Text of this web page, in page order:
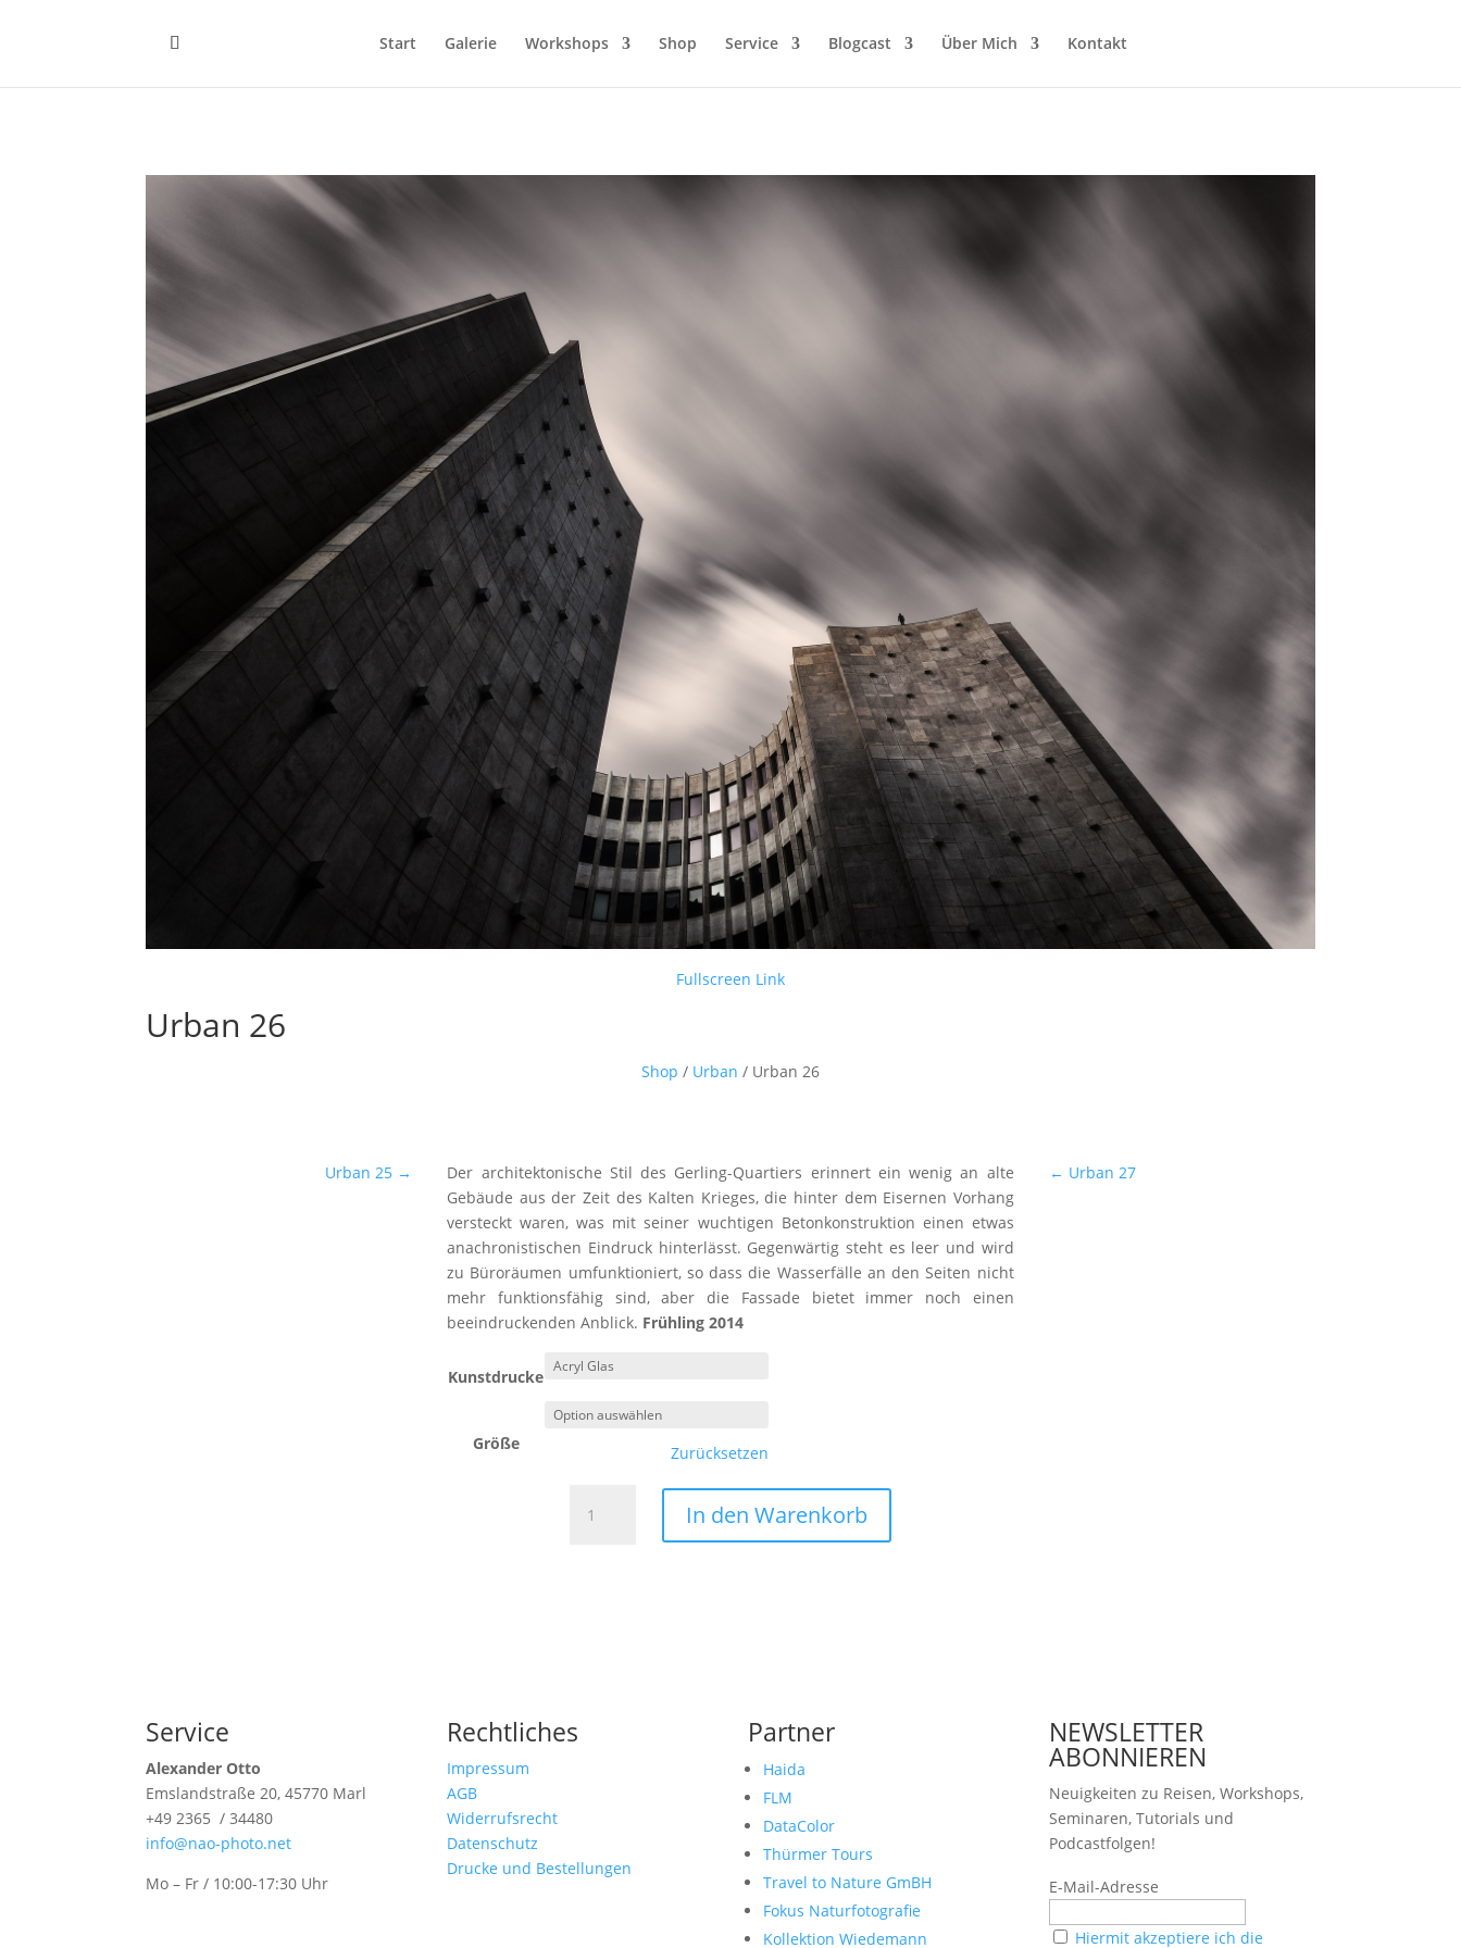
Start Galerie Workshops Shop Service Blogcast Über Mich Kontakt
Fullscreen Link
Urban 26
Shop / Urban / Urban 26
Urban 25 →
Der architektonische Stil des Gerling-Quartiers erinnert ein wenig an alte
Gebäude aus der Zeit des Kalten Krieges, die hinter dem Eisernen Vorhang
versteckt waren, was mit seiner wuchtigen Betonkonstruktion einen etwas
anachronistischen Eindruck hinterlässt. Gegenwärtig steht es leer und wird
zu Büroräumen umfunktioniert, so dass die Wasserfälle an den Seiten nicht
mehr funktionsfähig sind, aber die Fassade bietet immer noch einen
beeindruckenden Anblick. Frühling 2014
Kunstdrucke
Größe Zurücksetzen
In den Warenkorb
← Urban 27
Service
Alexander Otto
Emslandstraße 20, 45770 Marl
+49 2365 / 34480
info@nao-photo.net
Mo – Fr / 10:00-17:30 Uhr
Rechtliches
Impressum
AGB
Widerrufsrecht
Datenschutz
Drucke und Bestellungen
Partner
Haida
FLM
DataColor
Thürmer Tours
Travel to Nature GmBH
Fokus Naturfotografie
Kollektion Wiedemann
NEWSLETTER
ABONNIEREN
Neuigkeiten zu Reisen, Workshops,
Seminaren, Tutorials und
Podcastfolgen!
E-Mail-Adresse
Hiermit akzeptiere ich die